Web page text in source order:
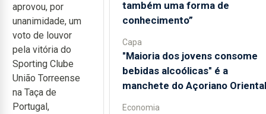
aprovou, por
unanimidade, um
voto de louvor
pela vitória do
Sporting Clube
União Torreense
na Taça de
Portugal,
também uma forma de
conhecimento”
Capa
"Maioria dos jovens consome
bebidas alcoólicas" é a
manchete do Açoriano Oriental
Economia